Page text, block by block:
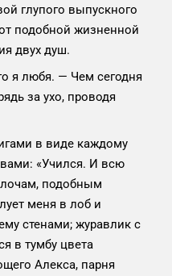
глупого выпускного
подобной жизненной
двух душ.
я любя. — Чем сегодня
за ухо, проводя
в виде каждому
«Учился. И всю
подобным
меня в лоб и
стенами; журавлик с
в тумбу цвета
Алекса, парня